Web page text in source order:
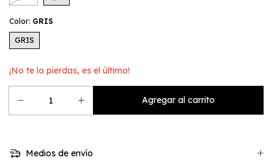
Color: GRIS
GRIS
¡No te lo pierdas, es el último!
Medios de envío